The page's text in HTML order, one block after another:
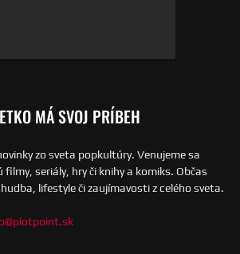
MÁ SVOJ PRÍBEH
zo sveta popkultúry. Venujeme sa
seriály, hry či knihy a komiks. Občas
lifestyle či zaujímavosti z celého sveta.